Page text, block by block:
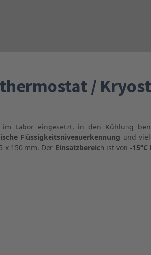
/
Labor eingesetzt, in den Kühlung
Flüssigkeitsniveauerkennung und
x 150 mm. Der Einsatzbereich ist von-15°C